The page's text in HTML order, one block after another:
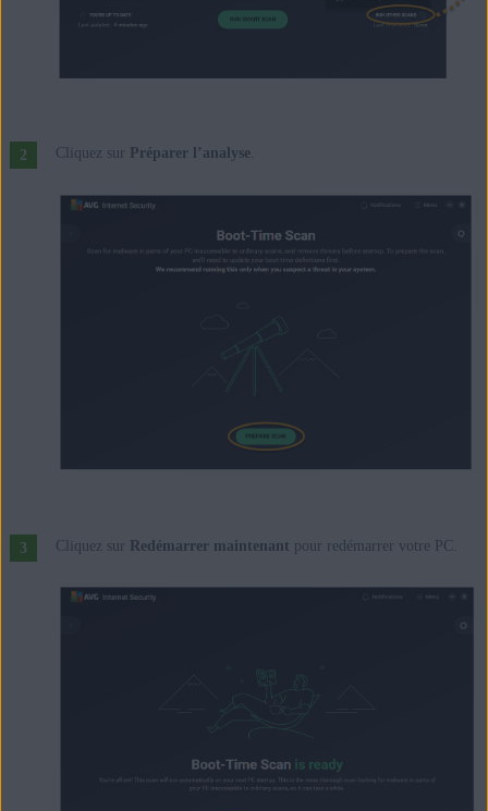
Cliquez sur Préparer l’analyse.
Cliquez sur Redémarrer maintenant pour redémarrer votre PC.